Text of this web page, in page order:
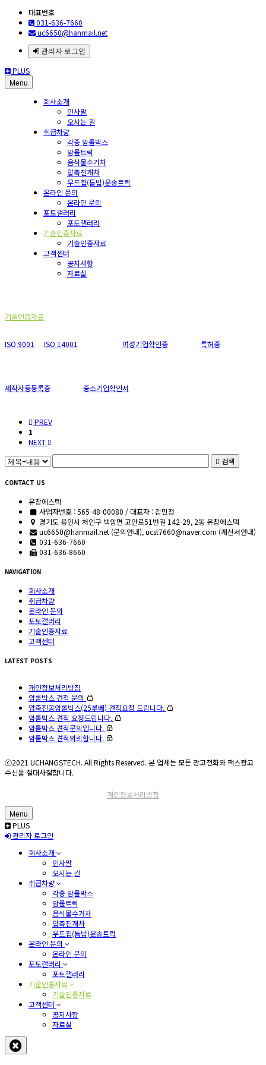
대표번호
031-636-7660
uc6650@hanmail.net
관리자 로그인
PLUS
Menu
회사소개
인사말
오시는 길
취급차량
각종 암롤박스
암롤트럭
음식물수거차
압축진개차
우드칩(톱밥)운송트럭
온라인 문의
온라인 문의
포토갤러리
포토갤러리
기술인증자료
기술인증자료
고객센터
공지사항
자료실
기술인증자료
ISO 9001 ISO 14001 여성기업확인증
제작자등등록증 중소기업확인서
특허증
PREV
1
NEXT
검색
CONTACT US
유창에스텍
사업자번호 : 565-48-00080 / 대표자 : 김민정
경기도 용인시 처인구 백암면 고안로51번길 142-29, 2동 유창에스텍
uc6650@hanmail.net (문의안내), ucst7660@naver.com (계산서안내)
031-636-7660
031-636-8660
NAVIGATION
회사소개
취급차량
온라인 문의
포토갤러리
기술인증자료
고객센터
LATEST POSTS
개인정보처리방침
암롤박스 견적 문의
압축진공암롤박스(25루베) 견적요청 드립니다.
암롤박스 견적 요청드립니다.
암롤박스 견적문의입니다.
암롤박스 견적의뢰합니다.
ⓒ2021 UCHANGSTECH. All Rights Reserved. 본 업체는 모든 광고전화와 팩스광고
수신을 절대사절합니다.
개인정보처리방침
Menu
PLUS
관리자 로그인
회사소개
인사말
오시는 길
취급차량
각종 암롤박스
암롤트럭
음식물수거차
압축진개차
우드칩(톱밥)운송트럭
온라인 문의
온라인 문의
포토갤러리
포토갤러리
기술인증자료
기술인증자료
고객센터
공지사항
자료실